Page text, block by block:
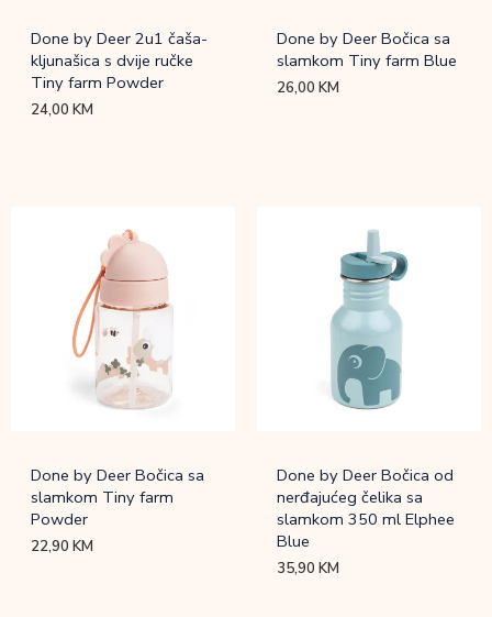
Done by Deer 2u1 čaša-
kljunašica s dvije ručke
Tiny farm Powder
24,00KM
Done by Deer Bočica sa
slamkom Tiny farm Blue
26,00KM
Done by Deer Bočica sa
slamkom Tiny farm
Powder
22,90KM
Done by Deer Bočica od
nerđajućeg čelika sa
slamkom 350 ml Elphee
Blue
35,90KM